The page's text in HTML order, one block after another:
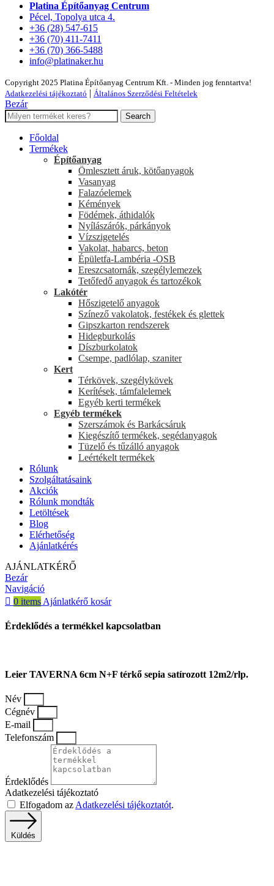
Platina Építőanyag Centrum
Pécel, Topolya utca 4.
+36 (28) 547-615
+36 (70) 411-7411
+36 (70) 366-5488
info@platinaker.hu
Copyright 2025 Platina Építőanyag Centrum Kft. - Minden jog fenntartva!
Adatkezelési tájékoztató | Általános Szerződési Feltételek
Bezár
Search
Főoldal
Termékek
Építőanyag
Ömlesztett áruk, kötőanyagok
Vasanyag
Falazóelemek
Kémények
Födémek, áthidalók
Nyílászárók, párkányok
Vízszigetelés
Vakolat, habarcs, beton
Épületfa-Lambéria -OSB
Ereszcsatornák, szegélylemezek
Tetőfedő anyagok és tartozékok
Lakótér
Hőszigetelő anyagok
Színező vakolatok, festékek és glettek
Gipszkarton rendszerek
Hidegburkolás
Díszburkolatok
Csempe, padlólap, szaniter
Kert
Térkövek, szegélykövek
Kerítések, támfalelemek
Egyéb kerti termékek
Egyéb termékek
Szerszámok és Barkácsáruk
Kiegészítő termékek, segédanyagok
Tüzelő és tűzálló anyagok
Leértékelt termékek
Rólunk
Szolgáltatásaink
Akciók
Rólunk mondták
Letöltések
Blog
Elérhetőség
Ajánlatkérés
AJÁNLATKÉRŐ
Bezár
Navigáció
0 items Ajánlatkérő kosár
Érdeklődés a termékkel kapcsolatban
Leier TAVERNA 6cm N+F térkő sepia satírozott 12m2/rlp.
Név
Cégnév
E-mail
Telefonszám
Érdeklődés
Adatkezelési tájékoztató
Elfogadom az Adatkezelési tájékoztatót.
Küldés